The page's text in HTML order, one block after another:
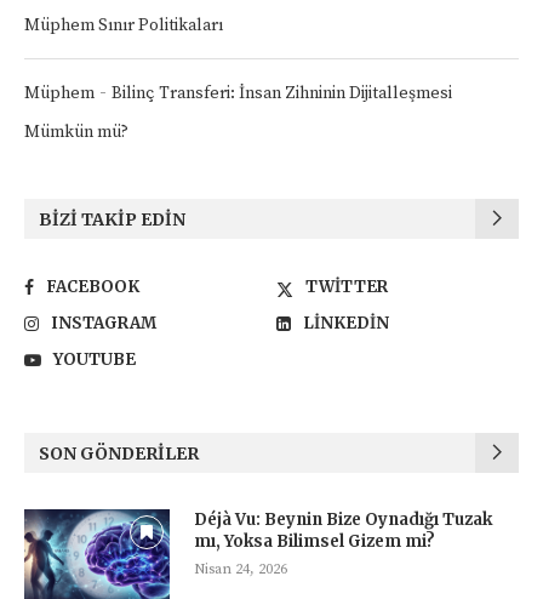
Müphem Sınır Politikaları
Müphem - Bilinç Transferi: İnsan Zihninin Dijitalleşmesi
Mümkün mü?
BIZI TAKIP EDIN
FACEBOOK
TWITTER
INSTAGRAM
LINKEDIN
YOUTUBE
SON GÖNDERILER
Déjà Vu: Beynin Bize Oynadığı Tuzak
mı, Yoksa Bilimsel Gizem mi?
Nisan 24, 2026